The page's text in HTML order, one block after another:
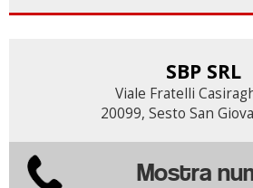
SBP SRL
Viale Fratelli
20099, Sesto San
Mostra